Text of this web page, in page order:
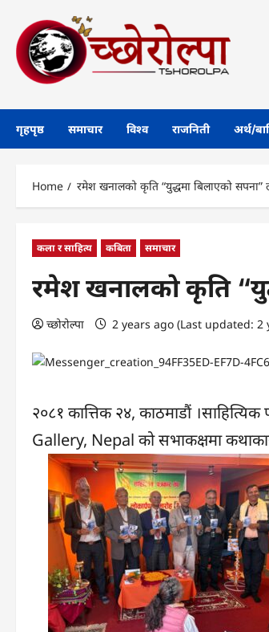
content
गृहपृष्ठ समाचार विश्व राजनिती अर्थ/
Home रमेश खनालको कृति “युद्धमा बिलाएको सपना”
कला र साहित्य कबिता समाचार
रमेश खनालको कृति
च्छोरोल्पा 2 years ago (Last updated: 2
२०८१ कात्तिक २४, काठमाडौं
Gallery, Nepal को सभाकक्षमा